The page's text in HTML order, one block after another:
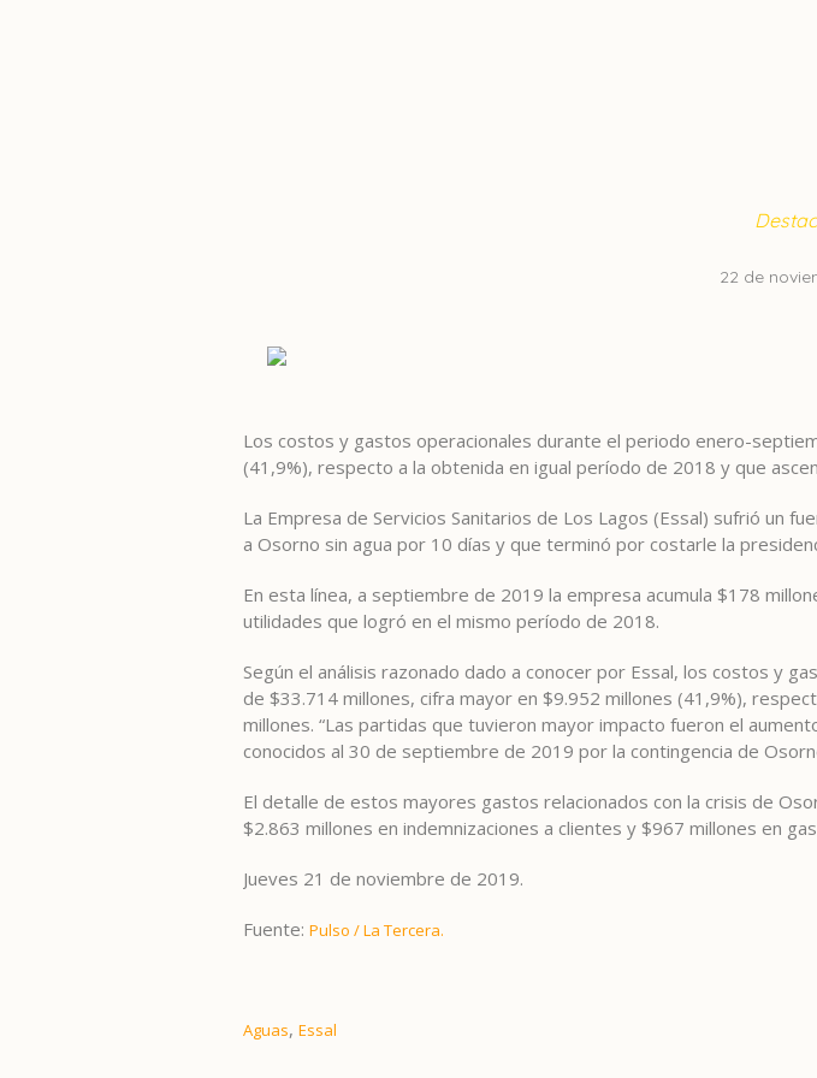
22 de
Los costos y gastos operacionales durante el periodo enero-
(41,9%), respecto a la obtenida en igual período de 2018 y que
La Empresa de Servicios Sanitarios de Los Lagos (Essal) sufrió un
a Osorno sin agua por 10 días y que terminó por costarle la
En esta línea, a septiembre de 2019 la empresa acumula $178
utilidades que logró en el mismo período de 2018.
Según el análisis razonado dado a conocer por Essal, los costos y
de $33.714 millones, cifra mayor en $9.952 millones (41,9%),
millones. “Las partidas que tuvieron mayor impacto fueron el
conocidos al 30 de septiembre de 2019 por la contingencia de
El detalle de estos mayores gastos relacionados con la crisis de
$2.863 millones en indemnizaciones a clientes y $967 millones en
Jueves 21 de noviembre de 2019.
Fuente: Pulso / La Tercera.
Aguas, Essal